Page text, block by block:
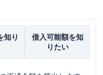
知り
借入可能額を知
りたい